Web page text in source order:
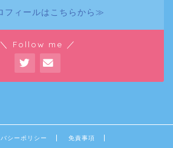
フィールはこちらから≫
＼ Follow me ／
シーポリシー 免責事項